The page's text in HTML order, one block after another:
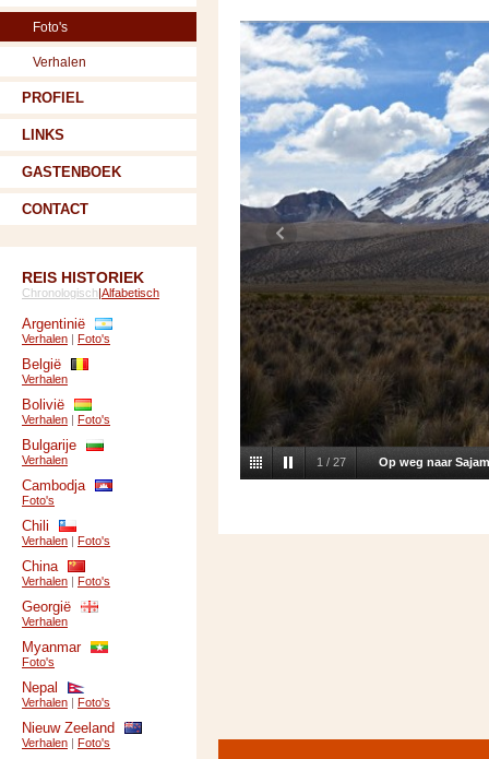
1 / 27 Op weg naar
Foto's
Verhalen
PROFIEL
LINKS
GASTENBOEK
CONTACT
REIS HISTORIEK
Chronologisch|Alfabetisch
Argentinië
Verhalen | Foto's
België
Verhalen
Bolivië
Verhalen | Foto's
Bulgarije
Verhalen
Cambodja
Foto's
Chili
Verhalen | Foto's
China
Verhalen | Foto's
Georgië
Verhalen
Myanmar
Foto's
Nepal
Verhalen | Foto's
Nieuw Zeeland
Verhalen | Foto's